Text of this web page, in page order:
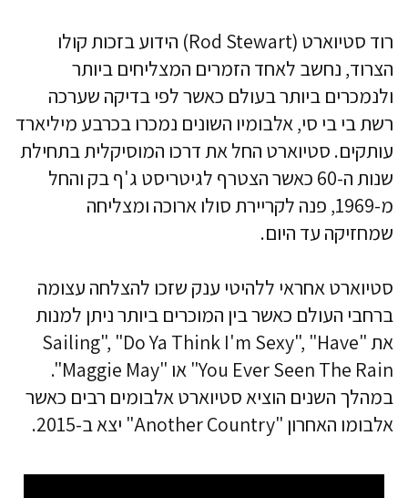
רוד סטיוארט (Rod Stewart) הידוע בזכות קולו
הצרוד, נחשב לאחד הזמרים המצליחים ביותר
ולנמכרים ביותר בעולם כאשר לפי בדיקה שערכה
רשת בי בי סי, אלבומיו השונים נמכרו בכרבע מיליארד
עותקים. סטיוארט החל את דרכו המוסיקלית בתחילת
שנות ה-60 כאשר הצטרף לגיטריסט ג'ף בק והחל
מ-1969, פנה לקריירת סולו ארוכה ומצליחה
שמחזיקה עד היום.
סטיוארט אחראי ללהיטי ענק שזכו להצלחה עצומה
ברחבי העולם כאשר בין המוכרים ביותר ניתן למנות
את "Sailing", "Do Ya Think I'm Sexy", "Have
You Ever Seen The Rain" או "Maggie May".
במהלך השנים הוציא סטיוארט אלבומים רבים כאשר
אלבומו האחרון "Another Country" יצא ב-2015.